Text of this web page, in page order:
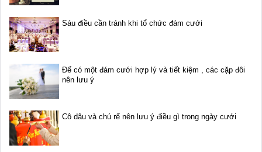
Sáu điều cần tránh khi tổ chức đám cưới
Để có một đám cưới hợp lý và tiết kiệm , các cặp đôi
nên lưu ý
Cô dâu và chú rể nên lưu ý điều gì trong ngày cưới